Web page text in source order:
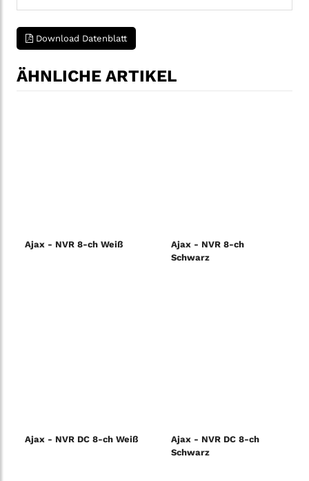
Download Datenblatt
ÄHNLICHE ARTIKEL
Ajax - NVR 8-ch Weiß
Ajax - NVR 8-ch
Schwarz
Ajax - NVR DC 8-ch Weiß
Ajax - NVR DC 8-ch
Schwarz